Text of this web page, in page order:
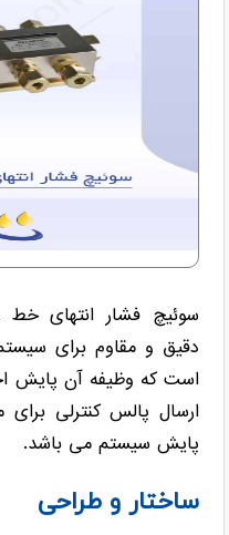
دقیق و مقاوم برای
است که وظیفه آن پایش
پایش سیستم می باشد.
ساختار و طراحی